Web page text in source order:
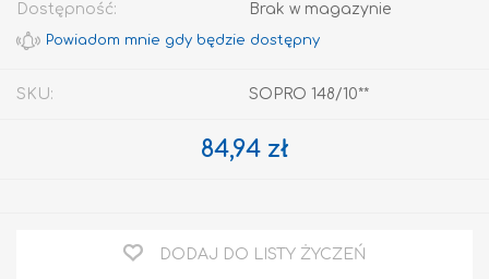
Dostępność: Brak w magazynie
SKU: SOPRO 148/10**
84,94 zł
DODAJ DO LISTY ŻYCZEŃ